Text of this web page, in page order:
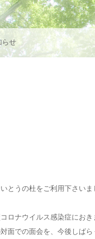
らせ
とうの杜をご利用下さいま
ロナウイルス感染症にお
面での面会を、今後しばら